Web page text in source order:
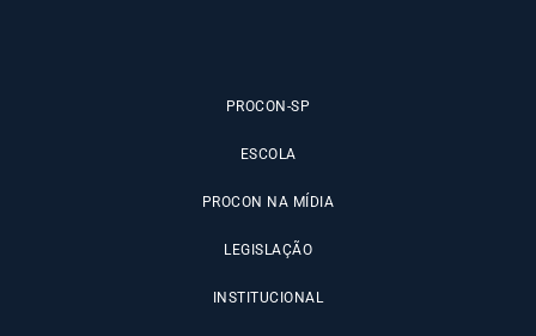
PROCON-SP
ESCOLA
PROCON NA MÍDIA
LEGISLAÇÃO
INSTITUCIONAL